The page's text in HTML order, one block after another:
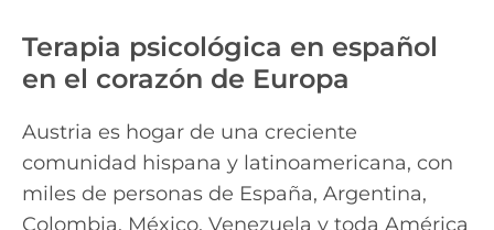
Terapia psicológica en español
en el corazón de Europa
Austria es hogar de una creciente
comunidad hispana y latinoamericana, con
miles de personas de España, Argentina,
Colombia, México, Venezuela y toda América